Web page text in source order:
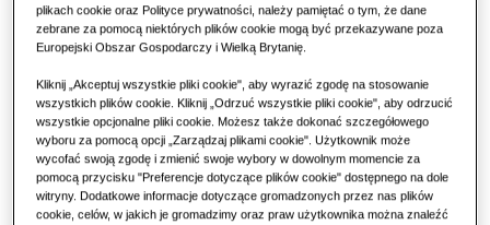
plikach cookie oraz Polityce prywatności, należy pamiętać o tym, że dane
zebrane za pomocą niektórych plików cookie mogą być przekazywane poza
Europejski Obszar Gospodarczy i Wielką Brytanię.
Kliknij „Akceptuj wszystkie pliki cookie", aby wyrazić zgodę na stosowanie
wszystkich plików cookie. Kliknij „Odrzuć wszystkie pliki cookie", aby odrzucić
wszystkie opcjonalne pliki cookie. Możesz także dokonać szczegółowego
wyboru za pomocą opcji „Zarządzaj plikami cookie". Użytkownik może
wycofać swoją zgodę i zmienić swoje wybory w dowolnym momencie za
pomocą przycisku "Preferencje dotyczące plików cookie" dostępnego na dole
witryny. Dodatkowe informacje dotyczące gromadzonych przez nas plików
cookie, celów, w jakich je gromadzimy oraz praw użytkownika można znaleźć